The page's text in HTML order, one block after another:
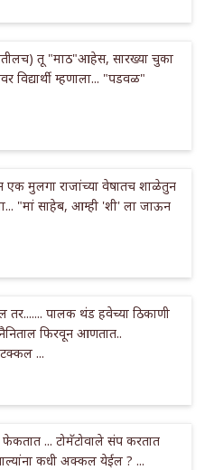
तू "माठ"आहेस, सारख्या चुका
विद्यार्थी म्हणाला... "पडवळ"
मुलगा राजांच्या वेषातच शाळेतुन
"मां साहेब, आम्ही 'शी' ला जाऊन
तर....... पालक थंड हवेच्या ठिकाणी
फिरवून आणतात..
...
फेकतात ... टोमॅटोवाले संप करतात
कधी अक्कल येईल ? ...